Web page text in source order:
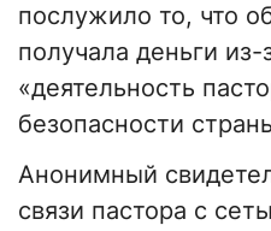
послужило то, что
получала деньги
«деятельность
безопасности
Анонимный
связи пастора с